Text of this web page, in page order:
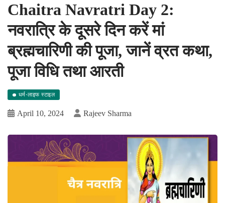
Chaitra Navratri Day 2:
नवरात्रि के दूसरे दिन करें मां
ब्रह्मचारिणी की पूजा, जानें व्रत कथा,
पूजा विधि तथा आरती
धर्म-लाइफ स्टाइल
April 10, 2024 Rajeev Sharma